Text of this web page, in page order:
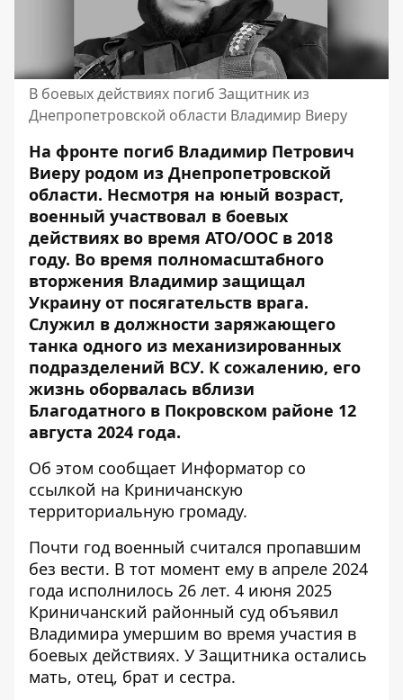
В боевых действиях погиб Защитник из
Днепропетровской области Владимир Виеру
На фронте погиб Владимир Петрович
Виеру родом из Днепропетровской
области. Несмотря на юный возраст,
военный участвовал в боевых
действиях во время АТО/ООС в 2018
году. Во время полномасштабного
вторжения Владимир защищал
Украину от посягательств врага.
Служил в должности заряжающего
танка одного из механизированных
подразделений ВСУ. К сожалению, его
жизнь оборвалась вблизи
Благодатного в Покровском районе 12
августа 2024 года.
Об этом сообщает Информатор со
ссылкой на Криничанскую
территориальную громаду.
Почти год военный считался пропавшим
без вести. В тот момент ему в апреле 2024
года исполнилось 26 лет. 4 июня 2025
Криничанский районный суд объявил
Владимира умершим во время участия в
боевых действиях. У Защитника остались
мать, отец, брат и сестра.